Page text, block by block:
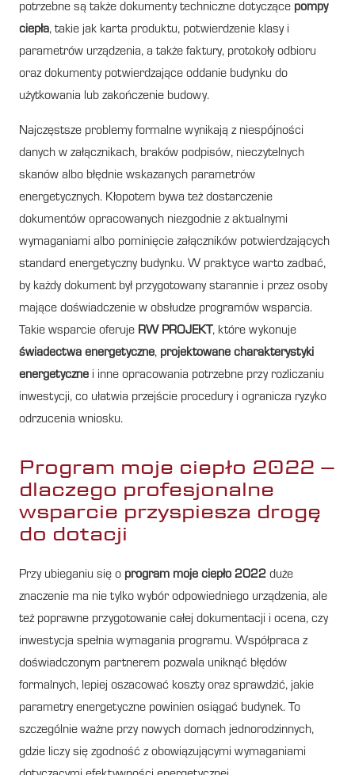
potrzebne są także dokumenty techniczne dotyczące pompy
ciepła, takie jak karta produktu, potwierdzenie klasy i
parametrów urządzenia, a także faktury, protokoły odbioru
oraz dokumenty potwierdzające oddanie budynku do
użytkowania lub zakończenie budowy.
Najczęstsze problemy formalne wynikają z niespójności
danych w załącznikach, braków podpisów, nieczytelnych
skanów albo błędnie wskazanych parametrów
energetycznych. Kłopotem bywa też dostarczenie
dokumentów opracowanych niezgodnie z aktualnymi
wymaganiami albo pominięcie załączników potwierdzających
standard energetyczny budynku. W praktyce warto zadbać,
by każdy dokument był przygotowany starannie i przez osoby
mające doświadczenie w obsłudze programów wsparcia.
Takie wsparcie oferuje RW PROJEKT, które wykonuje
świadectwa energetyczne, projektowane charakterystyki
energetyczne i inne opracowania potrzebne przy rozliczaniu
inwestycji, co ułatwia przejście procedury i ogranicza ryzyko
odrzucenia wniosku.
Program moje ciepło 2022 –
dlaczego profesjonalne
wsparcie przyspiesza drogę
do dotacji
Przy ubieganiu się o program moje ciepło 2022 duże
znaczenie ma nie tylko wybór odpowiedniego urządzenia, ale
też poprawne przygotowanie całej dokumentacji i ocena, czy
inwestycja spełnia wymagania programu. Współpraca z
doświadczonym partnerem pozwala uniknąć błędów
formalnych, lepiej oszacować koszty oraz sprawdzić, jakie
parametry energetyczne powinien osiągać budynek. To
szczególnie ważne przy nowych domach jednorodzinnych,
gdzie liczy się zgodność z obowiązującymi wymaganiami